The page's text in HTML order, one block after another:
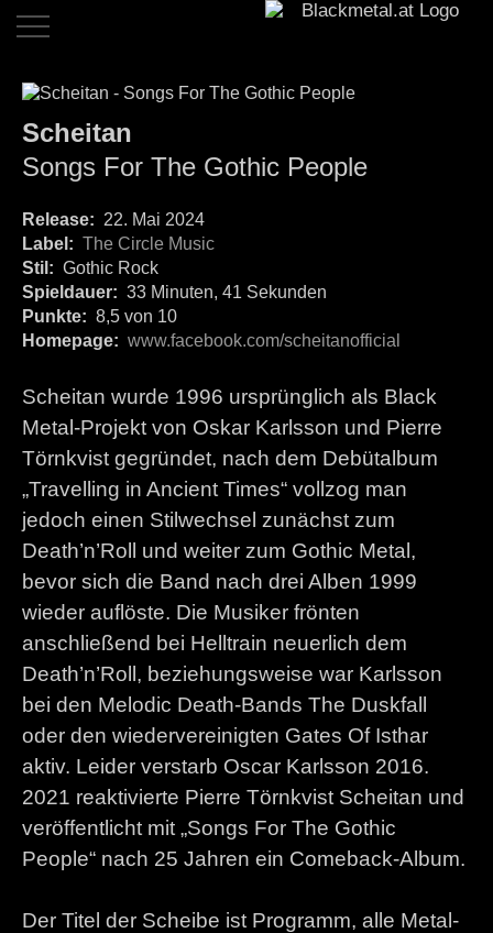
Home
Dates
Reviews
Live
Reviews
Interviews
News
Bands
Links
Team
Contact
Scheitan
Songs For The Gothic People
Release: 22. Mai 2024
Label: The Circle Music
Stil: Gothic Rock
Spieldauer: 33 Minuten, 41 Sekunden
Punkte: 8,5 von 10
Homepage: www.facebook.com/scheitanofficial
Scheitan wurde 1996 ursprünglich als Black
Metal-Projekt von Oskar Karlsson und Pierre
Törnkvist gegründet, nach dem Debütalbum
„Travelling in Ancient Times“ vollzog man
jedoch einen Stilwechsel zunächst zum
Death’n’Roll und weiter zum Gothic Metal,
bevor sich die Band nach drei Alben 1999
wieder auflöste. Die Musiker frönten
anschließend bei Helltrain neuerlich dem
Death’n’Roll, beziehungsweise war Karlsson
bei den Melodic Death-Bands The Duskfall
oder den wiedervereinigten Gates Of Isthar
aktiv. Leider verstarb Oscar Karlsson 2016.
2021 reaktivierte Pierre Törnkvist Scheitan und
veröffentlicht mit „Songs For The Gothic
People“ nach 25 Jahren ein Comeback-Album.
Der Titel der Scheibe ist Programm, alle Metal-